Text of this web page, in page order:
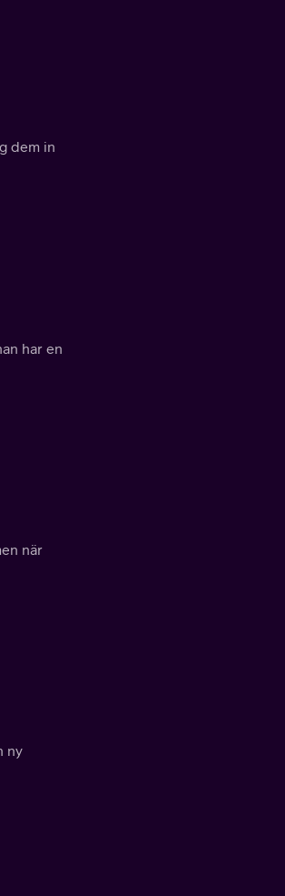
dem in
har en
när
ny